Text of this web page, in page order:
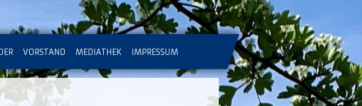
VORSTAND MEDIATHEK IMPRESSUM